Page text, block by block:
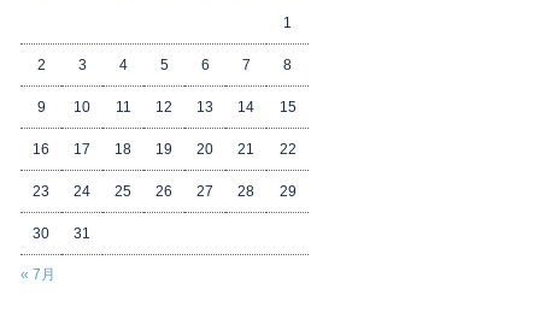
« 7月
1
2 3 4 5 6 7 8
9 10 11 12 13 14 15
16 17 18 19 20 21 22
23 24 25 26 27 28 29
30 31